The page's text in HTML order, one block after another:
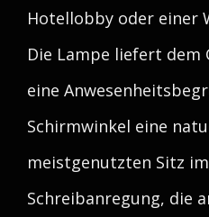
Hotellobby oder einer
Die Lampe liefert dem
eine
Schirmwinkel eine
meistgenutzten Sitz im
Schreibanregung, die